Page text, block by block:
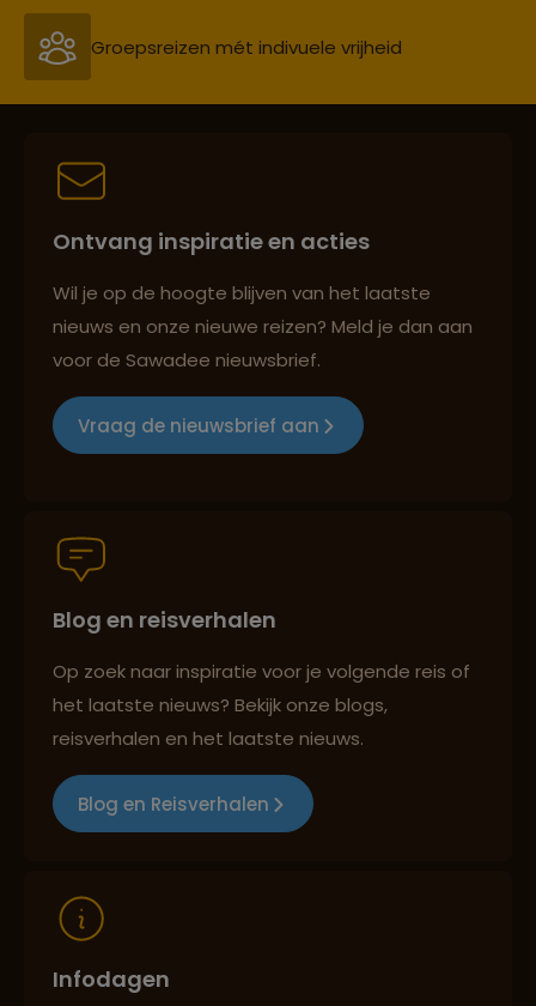
Groepsreizen mét indivuele vrijheid
Persoonlijk en deskundig reisadvies
Reizen met oog voor mens, cultuur en milieu
Persoonlijk en deskundig reisadvies
Best beoordeelde reisroutes
Ontvang inspiratie en acties
Wil je op de hoogte blijven van het laatste
nieuws en onze nieuwe reizen? Meld je dan aan
voor de Sawadee nieuwsbrief.
Vraag de nieuwsbrief aan
Blog en reisverhalen
Op zoek naar inspiratie voor je volgende reis of
het laatste nieuws? Bekijk onze blogs,
reisverhalen en het laatste nieuws.
Blog en Reisverhalen
Infodagen